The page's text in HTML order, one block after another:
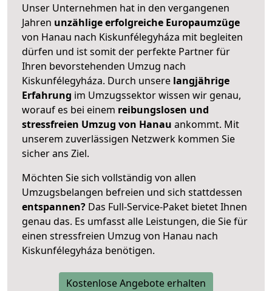
Unser Unternehmen hat in den vergangenen
Jahren unzählige erfolgreiche Europaumzüge
von Hanau nach Kiskunfélegyháza mit begleiten
dürfen und ist somit der perfekte Partner für
Ihren bevorstehenden Umzug nach
Kiskunfélegyháza. Durch unsere langjährige
Erfahrung im Umzugssektor wissen wir genau,
worauf es bei einem reibungslosen und
stressfreien Umzug von Hanau ankommt. Mit
unserem zuverlässigen Netzwerk kommen Sie
sicher ans Ziel.
Möchten Sie sich vollständig von allen
Umzugsbelangen befreien und sich stattdessen
entspannen? Das Full-Service-Paket bietet Ihnen
genau das. Es umfasst alle Leistungen, die Sie für
einen stressfreien Umzug von Hanau nach
Kiskunfélegyháza benötigen.
Kostenlose Angebote erhalten